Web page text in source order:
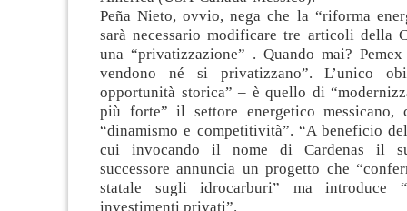
Peña Nieto, ovvio, nega che la “riforma
sarà necessario modificare tre articoli della
una “privatizzazione” . Quando mai?
vendono né si privatizzano”. L’unico
opportunità storica” – è quello di
più forte” il settore energetico messicano,
“dinamismo e competitività”. “A beneficio
cui invocando il nome di Cardenas il
successore annuncia un progetto che
statale sugli idrocarburi” ma introduce
investimenti privati”.